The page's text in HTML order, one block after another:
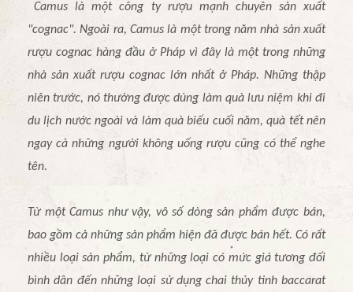
Camus là một công ty rượu mạnh chuyên sản xuất
"cognac". Ngoài ra, Camus là một trong năm nhà sản xuất
rượu cognac hàng đầu ở Pháp vì đây là một trong những
nhà sản xuất rượu cognac lớn nhất ở Pháp. Những thập
niên trước, nó thường được dùng làm quà lưu niệm khi đi
du lịch nước ngoài và làm quà biếu cuối năm, quà tết nên
ngay cả những người không uống rượu cũng có thể nghe
tên.
Từ một Camus như vậy, vô số dòng sản phẩm được bán,
bao gồm cả những sản phẩm hiện đã được bán hết. Có rất
nhiều loại sản phẩm, từ những loại có mức giá tương đối
bình dân đến những loại sử dụng chai thủy tinh baccarat